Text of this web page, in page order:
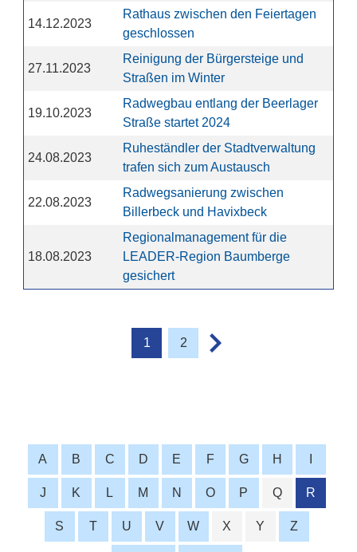
14.12.2023
Rathaus zwischen den Feiertagen
geschlossen
27.11.2023
Reinigung der Bürgersteige und
Straßen im Winter
19.10.2023
Radwegbau entlang der Beerlager
Straße startet 2024
24.08.2023
Ruheständler der Stadtverwaltung
trafen sich zum Austausch
22.08.2023
Radwegsanierung zwischen
Billerbeck und Havixbeck
18.08.2023
Regionalmanagement für die
LEADER-Region Baumberge
gesichert
1 2
A B C D E F G H
J K L M N O P Q R
S T U V W X Y Z